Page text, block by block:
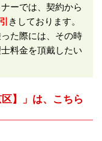
ーでは、契約から
きしております。
た際には、その時
料金を頂戴したい
】」は、こちら